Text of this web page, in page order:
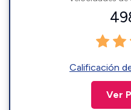
Calificación
Ver